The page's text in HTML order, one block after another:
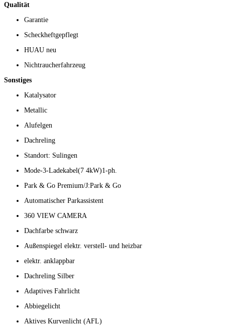
Qualität
Garantie
Scheckheftgepflegt
HUAU neu
Nichtraucherfahrzeug
Sonstiges
Katalysator
Metallic
Alufelgen
Dachreling
Standort: Sulingen
Mode-3-Ladekabel(7 4kW)1-ph.
Park & Go Premium/J:Park & Go
Automatischer Parkassistent
360 VIEW CAMERA
Dachfarbe schwarz
Außenspiegel elektr. verstell- und heizbar
elektr. anklappbar
Dachreling Silber
Adaptives Fahrlicht
Abbiegelicht
Aktives Kurvenlicht (AFL)